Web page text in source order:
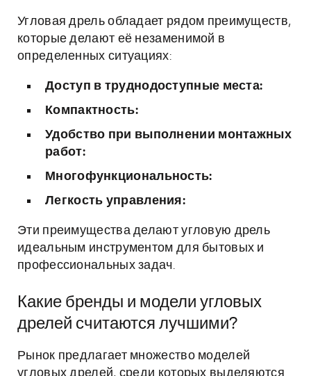
Угловая дрель обладает рядом преимуществ,
которые делают её незаменимой в
определенных ситуациях:
Доступ в труднодоступные места:
Компактность:
Удобство при выполнении монтажных
работ:
Многофункциональность:
Легкость управления:
Эти преимущества делают угловую дрель
идеальным инструментом для бытовых и
профессиональных задач.
Какие бренды и модели угловых
дрелей считаются лучшими?
Рынок предлагает множество моделей
угловых дрелей, среди которых выделяются